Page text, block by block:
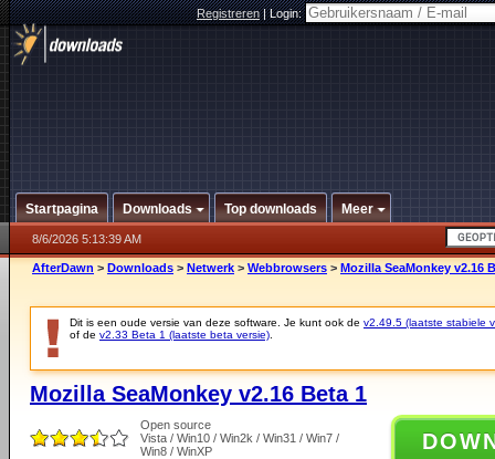
Registreren|Login:
Startpagina Downloads Top downloads Meer
8/6/2026 5:13:39 AM
AfterDawn > Downloads > Netwerk > Webbrowsers > Mozilla SeaMonkey v2.16
Dit is een oude versie van deze software. Je kunt ook de v2.49.5 (laatste stabiele
of de v2.33 Beta 1 (laatste beta versie)
Mozilla SeaMonkey v2.16 Beta 1
Open source
Vista / Win10 / Win2k / Win31 / Win7 /
Win8 / WinXP